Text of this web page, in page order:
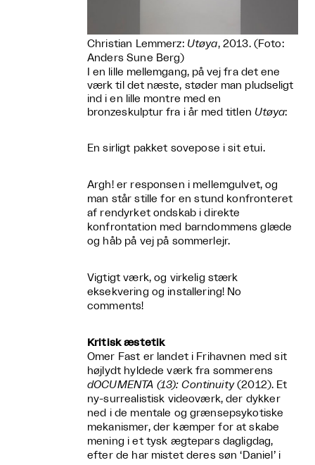
Christian Lemmerz: Utøya, 2013. (Foto:
Anders Sune Berg)
I en lille mellemgang, på vej fra det ene
værk til det næste, støder man pludseligt
ind i en lille montre med en
bronzeskulptur fra i år med titlen Utøya:
En sirligt pakket sovepose i sit etui.
Argh! er responsen i mellemgulvet, og
man står stille for en stund konfronteret
af rendyrket ondskab i direkte
konfrontation med barndommens glæde
og håb på vej på sommerlejr.
Vigtigt værk, og virkelig stærk
eksekvering og installering! No
comments!
Kritisk æstetik
Omer Fast er landet i Frihavnen med sit
højlydt hyldede værk fra sommerens
dOCUMENTA (13): Continuity(2012). Et
ny-surrealistisk videoværk, der dykker
ned i de mentale og grænsepsykotiske
mekanismer, der kæmper for at skabe
mening i et tysk ægtepars dagligdag,
efter de har mistet deres søn ‘Daniel’ i